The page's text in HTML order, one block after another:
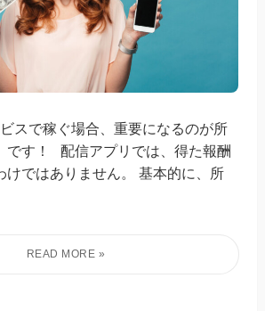
スで稼ぐ場合、重要になるのが所
です！ 配信アプリでは、得た報酬
けではありません。 基本的に、所